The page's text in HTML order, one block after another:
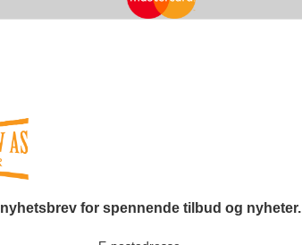
for spennende tilbud og nyheter.